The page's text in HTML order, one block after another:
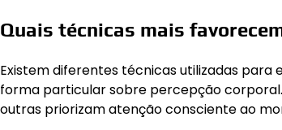
Quais técnicas mais
Existem diferentes técnicas utilizadas
forma particular sobre percepção
outras priorizam atenção consciente ao